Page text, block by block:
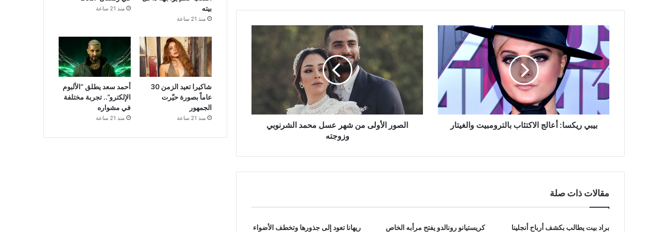
بيبي
ريكسا:
أعالج
الاكتئاب
بالترومبيت
والغيتار
بيبي ريكسا: أعالج الاكتئاب بالترومبيت والغيتار
الأولى
الشرنوبي
الصور الأولى من شهر عسل محمد الشرنوبي
وزوجته
مقالات ذات صلة
براد بيت يطالب بكشف أرباح أنجلينا كريستيانو رونالدو يفتح مرأبه الخاص ريهانا تعود إلى جذورها وتخطف الأضواء
بيته
منذ 21 ساعة
منذ 21 ساعة
شاكيرا تعيد الزمن 30
عاماً بصورة حيّرت
الجمهور
منذ 21 ساعة
أحمد سعد يطلق “الألبوم
الإلكترو”.. تجربة مختلفة
في مشواره
منذ 21 ساعة